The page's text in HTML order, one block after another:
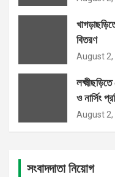
বিতরণ
August 2,
ও নার্সিং
August 2,
সংবাদদাতা নিয়োগ